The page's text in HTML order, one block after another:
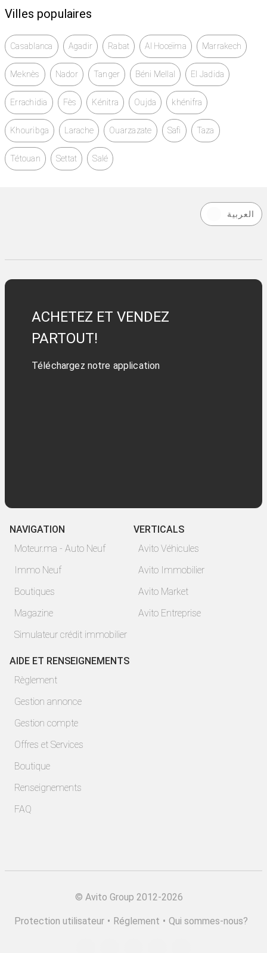
Villes populaires
Casablanca Agadir Rabat Al Hoceïma Marrakech
Meknès Nador Tanger Béni Mellal El Jadida
Errachidia Fès Kénitra Oujda khénifra
Khouribga Larache Ouarzazate Safi Taza
Tétouan Settat Salé
العربية
ACHETEZ ET VENDEZ
PARTOUT!
Téléchargez notre application
NAVIGATION
Moteur.ma - Auto Neuf
Immo Neuf
Boutiques
Magazine
Simulateur crédit immobilier
VERTICALS
Avito Véhicules
Avito Immobilier
Avito Market
Avito Entreprise
AIDE ET RENSEIGNEMENTS
Règlement
Gestion annonce
Gestion compte
Offres et Services
Boutique
Renseignements
FAQ
© Avito Group 2012-2026
Protection utilisateur • Réglement • Qui sommes-nous?